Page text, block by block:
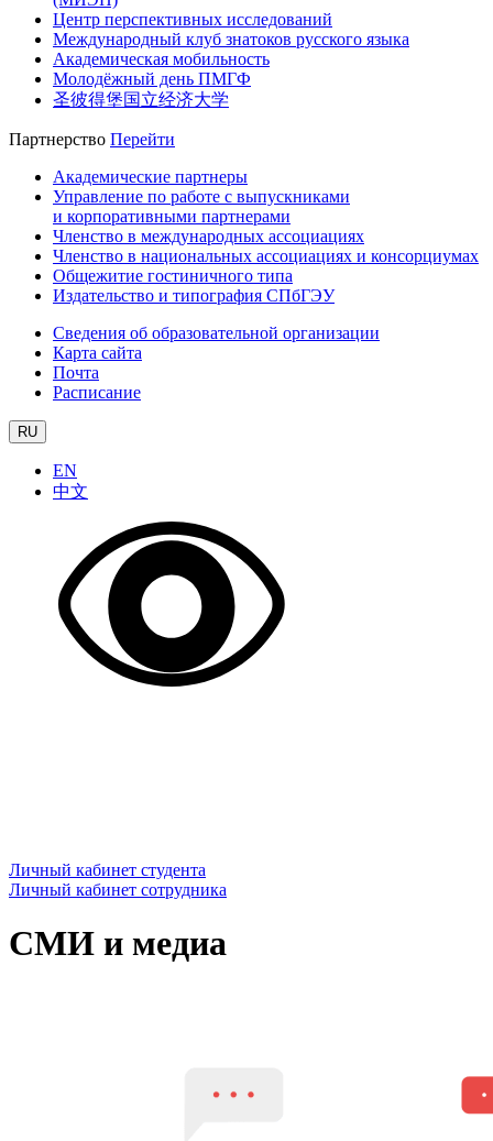
Центр перспективных исследований
Международный клуб знатоков русского языка
Академическая мобильность
Молодёжный день ПМГФ
圣彼得堡国立经济大学
Партнерство Перейти
Академические партнеры
Управление по работе с выпускниками
и корпоративными партнерами
Членство в международных ассоциациях
Членство в национальных ассоциациях и консорциумах
Общежитие гостиничного типа
Издательство и типография СПбГЭУ
Сведения об образовательной организации
Карта сайта
Почта
Расписание
RU
EN
中文
Личный кабинет студента
Личный кабинет сотрудника
СМИ и медиа